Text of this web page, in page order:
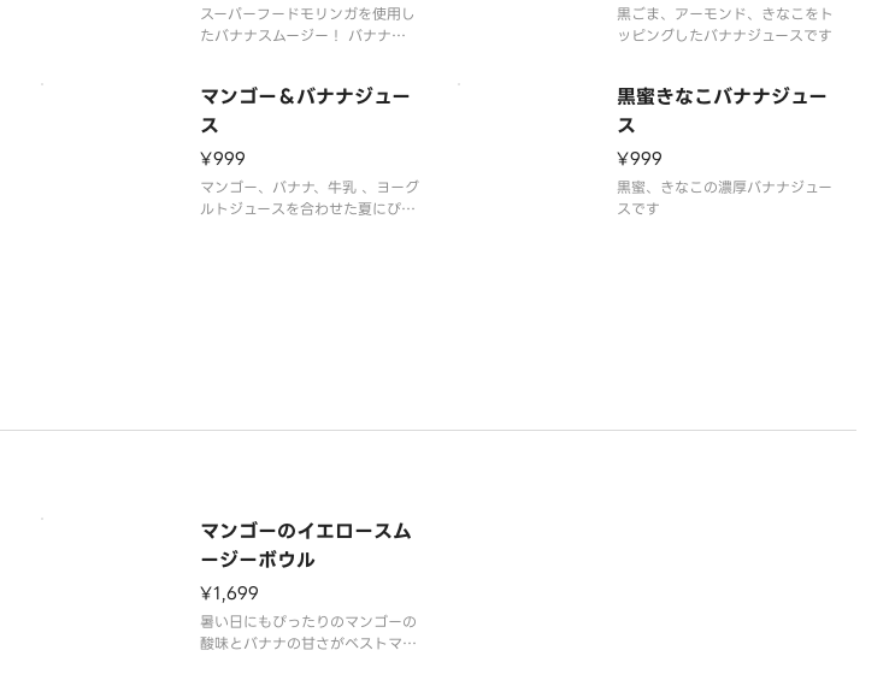
スーパーフードモリンガを使用し
たバナナスムージー！ バナナも
黒ごま、アーモンド、きなこをト
ッピングしたバナナジュースです
マンゴー＆バナナジュー
ス
¥999
マンゴー、バナナ、牛乳 、ヨーグ
ルトジュースを合わせた夏にぴっ
黒蜜きなこバナナジュー
ス
¥999
黒蜜、きなこの濃厚バナナジュー
スです
マンゴーのイエロースム
ージーボウル
¥1,699
暑い日にもぴったりのマンゴーの
酸味とバナナの甘さがベストマッ